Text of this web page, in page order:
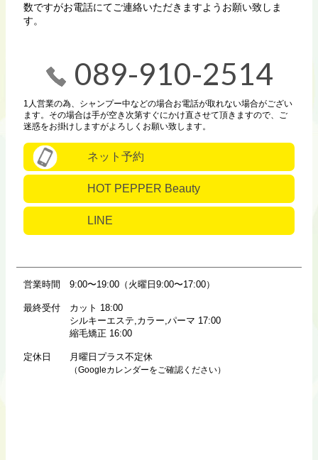
数ですがお電話にてご連絡いただきますようお願い致しま
す。
089-910-2514
1人営業の為、シャンプー中などの場合お電話が取れない場合がござい
ます。その場合は手が空き次第すぐにかけ直させて頂きますので、ご
迷惑をお掛けしますがよろしくお願い致します。
ネット予約
HOT PEPPER Beauty
LINE
営業時間 9:00〜19:00（火曜日9:00〜17:00）
最終受付
カット 18:00
シルキーエステ,カラー,パーマ 17:00
縮毛矯正 16:00
定休日 月曜日プラス不定休
（Googleカレンダーをご確認ください）